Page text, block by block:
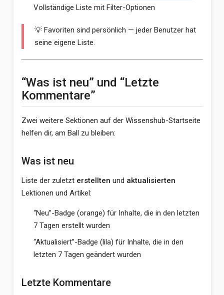
Vollständige Liste mit Filter-Optionen
💡 Favoriten sind persönlich — jeder Benutzer hat
seine eigene Liste.
“Was ist neu” und “Letzte
Kommentare”
Zwei weitere Sektionen auf der Wissenshub-Startseite
helfen dir, am Ball zu bleiben:
Was ist neu
Liste der zuletzt erstellten und aktualisierten
Lektionen und Artikel:
“Neu”-Badge (orange) für Inhalte, die in den letzten
7 Tagen erstellt wurden
“Aktualisiert”-Badge (lila) für Inhalte, die in den
letzten 7 Tagen geändert wurden
Letzte Kommentare